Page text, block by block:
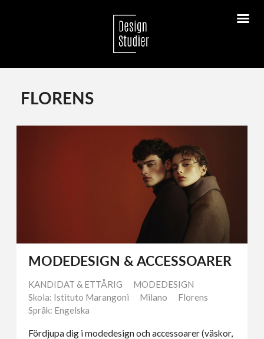
FLORENS
MODEDESIGN & ACCESSOARER
KANDIDAT & ETTÅRIG
MODEDESIGN
Skola: Istituto Marangoni
Milano
Florens
Språk: Engelska
Fördjupa dig i modedesign och accessoarer (väskor,